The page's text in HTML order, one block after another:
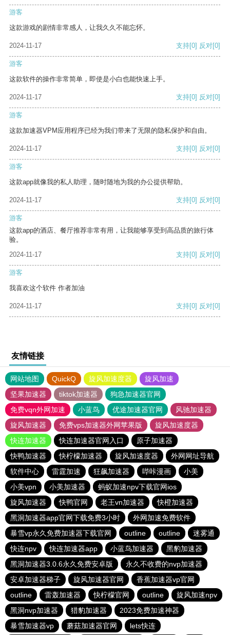
游客
这款游戏的剧情非常感人，让我久久不能忘怀。
2024-11-17 支持[0] 反对[0]
游客
这款软件的操作非常简单，即使是小白也能快速上手。
2024-11-17 支持[0] 反对[0]
游客
这款加速器VPM应用程序已经为我们带来了无限的隐私保护和自由。
2024-11-17 支持[0] 反对[0]
游客
这款app就像我的私人助理，随时随地为我的办公提供帮助。
2024-11-17 支持[0] 反对[0]
游客
这款app的酒店、餐厅推荐非常有用，让我能够享受到高品质的旅行体
验。
2024-11-17
支持[0] 反对[0]
游客
我喜欢这个软件 作者加油
2024-11-17 支持[0] 反对[0]
友情链接
网站地图 QuickQ 旋风加速度器
旋风加速
坚果加速器
tiktok加速器
狗急加速器官网
免费vqn外网加速
小蓝鸟 优途加速器官网
风驰加速器
旋风加速器
免费vps加速器外网苹果版
旋风加速度器
快连加速器
快连加速器官网入口
原子加速器
快鸭加速器
快柠檬加速器 旋风加速度器
外网网址导航
软件中心
雷霆加速 狂飙加速器 哔咔漫画
小美
小美vpn
小美加速器
蚂蚁加速npv下载官网ios
旋风加速器
快鸭官网 老王vn加速器
快橙加速器
黑洞加速器app官网下载免费3小时
外网加速免费软件
暴雪vp永久免费加速器下载官网
outline outline
迷雾通
快连npv
快连加速器app 小蓝鸟加速器
黑豹加速器
黑洞加速器3.0.6永久免费安卓版
永久不收费的nvp加速器
安卓加速器梯子
旋风加速器官网
香蕉加速器vp官网
outline
雷轰加速器 快柠檬官网 outline
旋风加速npv
黑洞nvp加速器
猎豹加速器
2023免费加速神器
暴雪加速器vp
蘑菇加速器官网 lets快连